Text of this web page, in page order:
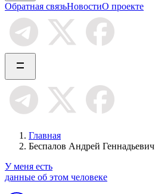
Обратная связьНовостиО проекте
Главная
Беспалов Андрей Геннадьевич
У меня есть
данные об этом человеке